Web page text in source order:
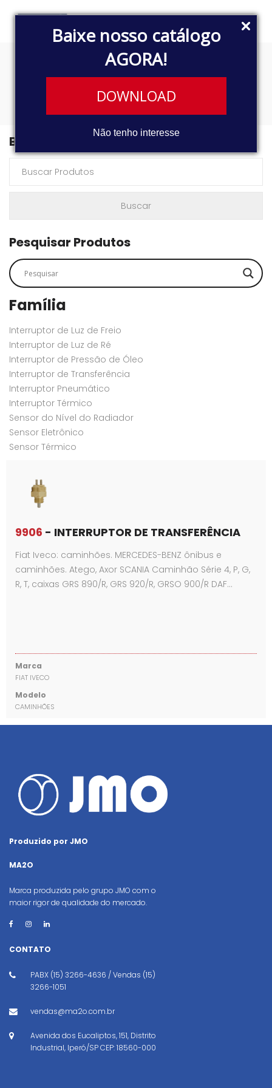
Baixe nosso catálogo
AGORA!
DOWNLOAD
Não tenho interesse
4454
Buscar Produtos
Pesquisar Produtos
Família
Interruptor de Luz de Freio
Interruptor de Luz de Ré
Interruptor de Pressão de Óleo
Interruptor de Transferência
Interruptor Pneumático
Interruptor Térmico
Sensor do Nível do Radiador
Sensor Eletrônico
Sensor Térmico
9906 - INTERRUPTOR DE TRANSFERÊNCIA
Fiat Iveco: caminhões. MERCEDES-BENZ ônibus e
caminhões. Atego, Axor SCANIA Caminhão Série 4, P, G,
R, T, caixas GRS 890/R, GRS 920/R, GRSO 900/R DAF…
Marca
FIAT IVECO
Modelo
CAMINHÕES
Produzido por JMO
MA2O
Marca produzida pelo grupo JMO com o
maior rigor de qualidade do mercado.
CONTATO
PABX (15) 3266-4636 / Vendas (15)
3266-1051
vendas@ma2o.com.br
Avenida dos Eucaliptos, 151, Distrito
Industrial, Iperó/SP CEP: 18560-000